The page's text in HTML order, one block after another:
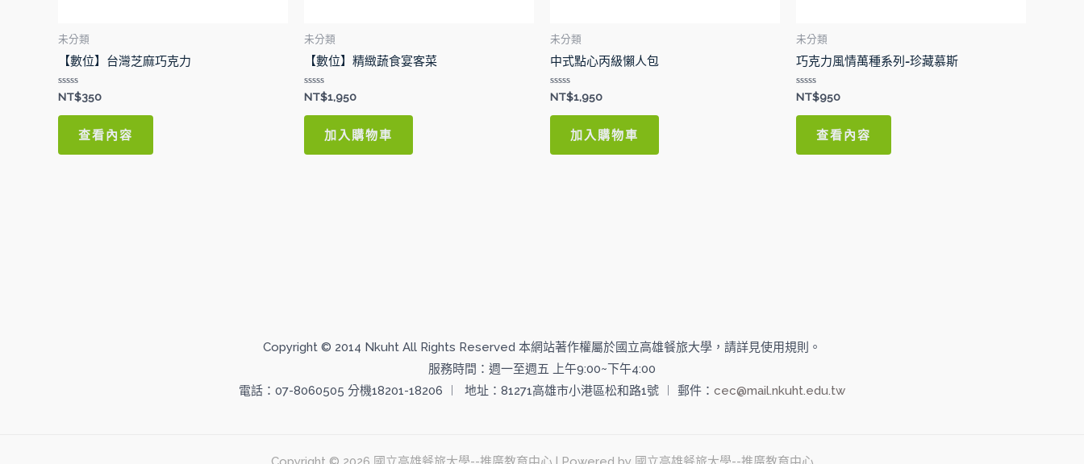
未分類
【數位】台灣芝麻巧克力
評
0
NT$350
查看內容
未分類
【數位】精緻蔬食宴客菜
評
0
NT$1,950
加入購物車
未分類
中式點心丙級懶人包
評
0
NT$1,950
加入購物車
未分類
巧克力風情萬種系列-珍藏慕斯
評
0
NT$950
查看內容
Copyright © 2014 Nkuht All Rights Reserved 本網站著作權屬於國立高雄餐旅大學，請詳見使用規則。
服務時間：週一至週五 上午9:00~下午4:00
電話：07-8060505 分機18201-18206 ︱ 地址：81271高雄市小港區松和路1號 ︱ 郵件： cec@mail.nkuht.edu.tw